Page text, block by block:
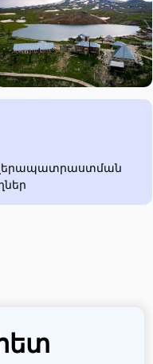
վերապատրաստման